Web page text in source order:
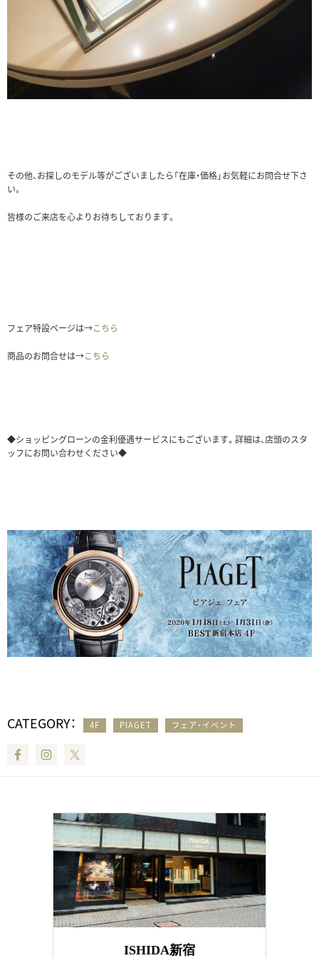
その他、お探しのモデル等がございましたら「在庫・価格」お気軽にお問合せ下さ
い。
皆様のご来店を心よりお待ちしております。
フェア特設ページは→こちら
商品のお問合せは→こちら
◆ショッピングローンの金利優遇サービスにもございます。詳細は、店頭のスタ
ッフにお問い合わせください◆
CATEGORY： 4F PIAGET フェア・イベント
FacebookInstagram
ISHIDA新宿